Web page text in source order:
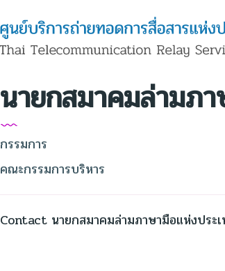
นายกสมาคมล่ามภ
กรรมการ
คณะกรรมการบริหาร
Contact นายกสมาคมล่ามภาษามือแห่งประเ